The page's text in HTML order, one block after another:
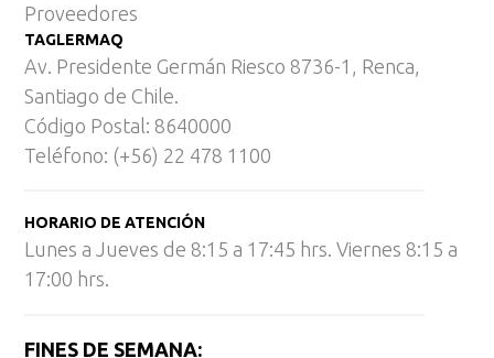
Proveedores
TAGLERMAQ
Av. Presidente Germán Riesco 8736-1, Renca,
Santiago de Chile.
Código Postal: 8640000
Teléfono: (+56) 22 478 1100
HORARIO DE ATENCIÓN
Lunes a Jueves de 8:15 a 17:45 hrs. Viernes 8:15 a
17:00 hrs.
FINES DE SEMANA: